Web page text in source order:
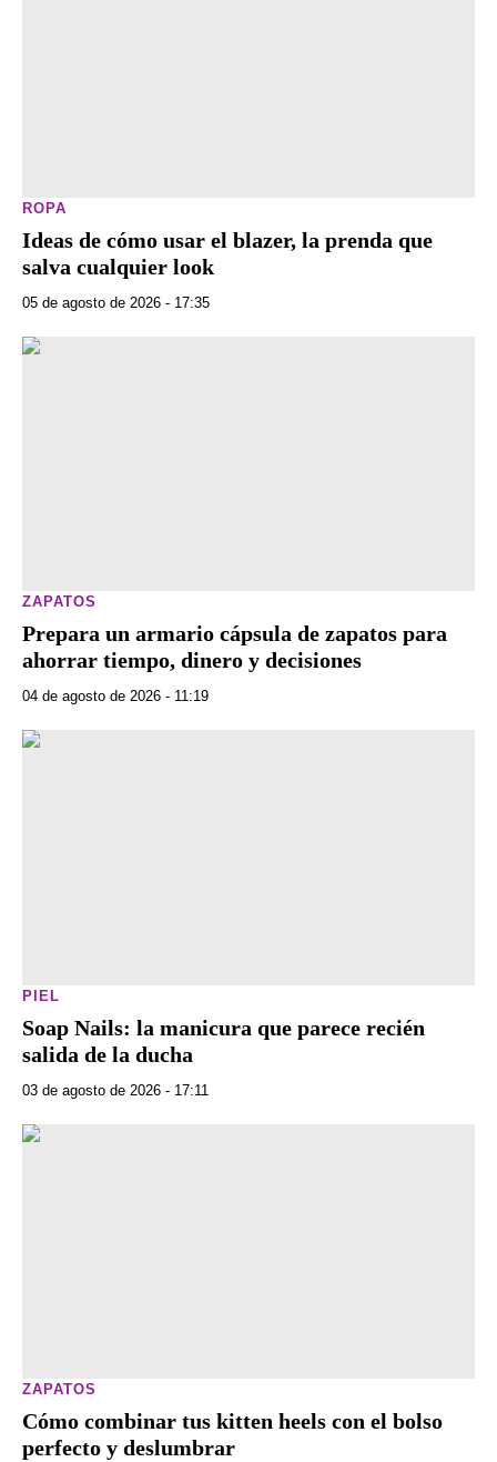
ROPA
Ideas de cómo usar el blazer, la prenda que
salva cualquier look
05 de agosto de 2026 - 17:35
ZAPATOS
Prepara un armario cápsula de zapatos para
ahorrar tiempo, dinero y decisiones
04 de agosto de 2026 - 11:19
PIEL
Soap Nails: la manicura que parece recién
salida de la ducha
03 de agosto de 2026 - 17:11
ZAPATOS
Cómo combinar tus kitten heels con el bolso
perfecto y deslumbrar